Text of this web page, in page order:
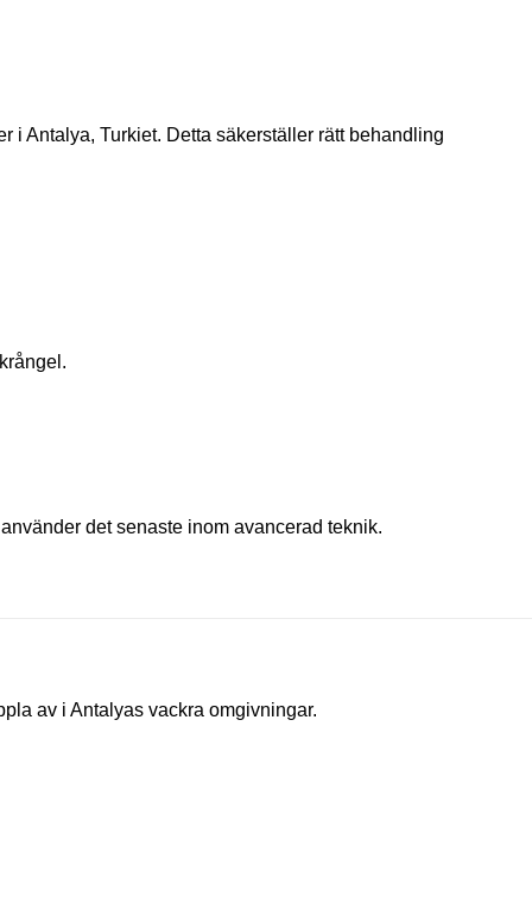
i Antalya, Turkiet. Detta säkerställer rätt behandling
det senaste inom avancerad teknik.
av i Antalyas vackra omgivningar.